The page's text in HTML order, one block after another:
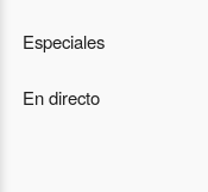
Especiales
En directo